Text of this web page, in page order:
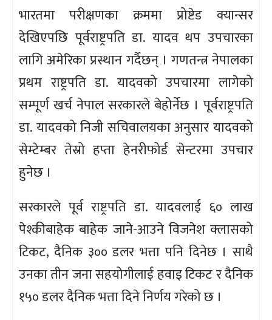
भारतमा परीक्षणका क्रममा प्रोष्टेड क्यान्सर
देखिएपछि पूर्वराष्ट्रपति डा. यादव थप उपचारका
लागि अमेरिका प्रस्थान गर्दैछन् । गणतन्त्र नेपालका
प्रथम राष्ट्रपति डा. यादवको उपचारमा लागेको
सम्पूर्ण खर्च नेपाल सरकारले बेहोर्नेछ । पूर्वराष्ट्रपति
डा. यादवको निजी सचिवालयका अनुसार यादवको
सेम्टेम्बर तेस्रो हप्ता हेनरीफोर्ड सेन्टरमा उपचार
हुनेछ ।
सरकारले पूर्व राष्ट्रपति डा. यादवलाई ६० लाख
पेश्कीबाहेक बाहेक जाने-आउने विजनेश क्लासको
टिकट, दैनिक ३०० डलर भत्ता पनि दिनेछ । साथै
उनका तीन जना सहयोगीलाई हवाइ टिकट र दैनिक
१५० डलर दैनिक भत्ता दिने निर्णय गरेको छ ।